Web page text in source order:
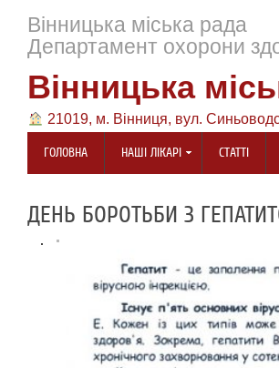
Вінницька міська рада
Департамент охорони
Вінницька
21019, м. Вінниця, вул.
ГОЛОВНА НАШІ ЛІКАРІ СТАТТІ
ДЕНЬ БОРОТЬБИ З